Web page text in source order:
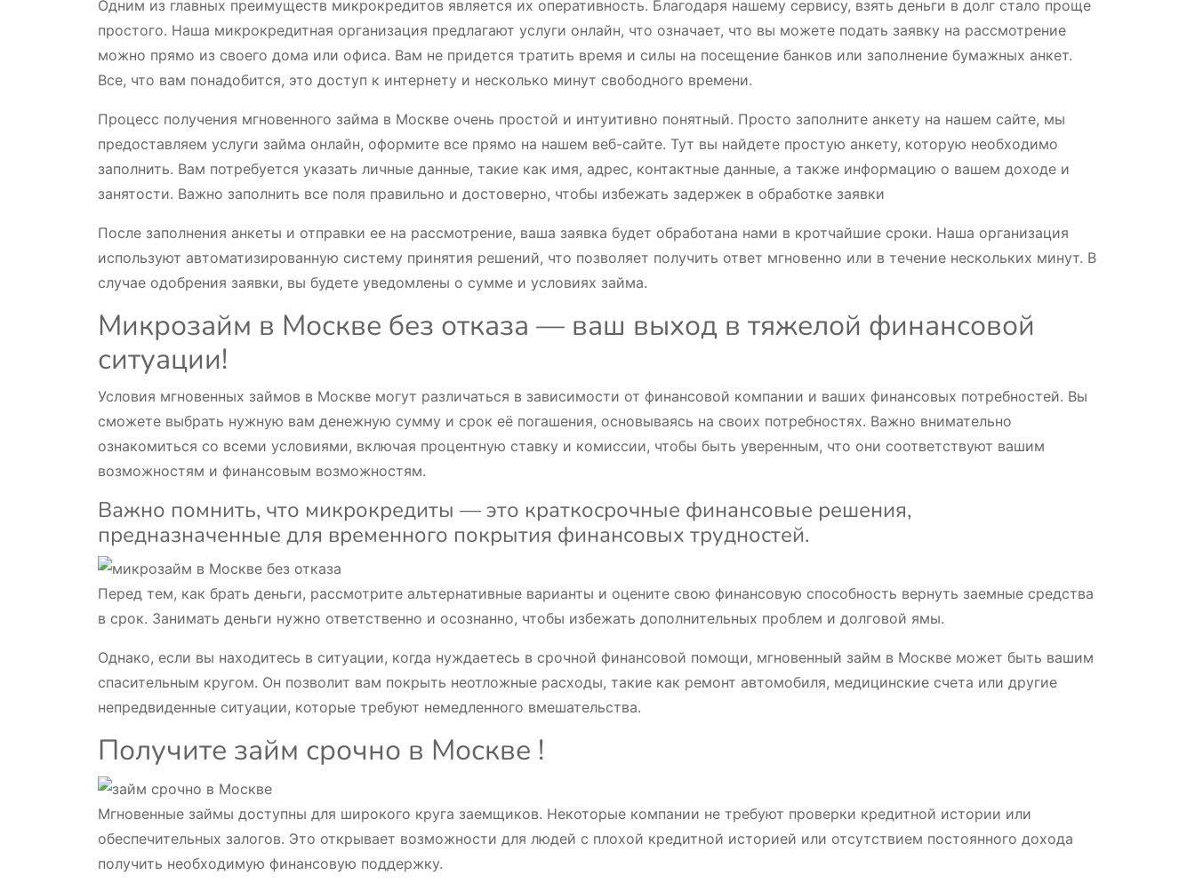
Одним из главных преимуществ микрокредитов является их оперативность. Благодаря нашему сервису, взять деньги в долг стало проще
простого. Наша микрокредитная организация предлагают услуги онлайн, что означает, что вы можете подать заявку на рассмотрение
можно прямо из своего дома или офиса. Вам не придется тратить время и силы на посещение банков или заполнение бумажных анкет.
Все, что вам понадобится, это доступ к интернету и несколько минут свободного времени.
Процесс получения мгновенного займа в Москве очень простой и интуитивно понятный. Просто заполните анкету на нашем сайте, мы
предоставляем услуги займа онлайн, оформите все прямо на нашем веб-сайте. Тут вы найдете простую анкету, которую необходимо
заполнить. Вам потребуется указать личные данные, такие как имя, адрес, контактные данные, а также информацию о вашем доходе и
занятости. Важно заполнить все поля правильно и достоверно, чтобы избежать задержек в обработке заявки
После заполнения анкеты и отправки ее на рассмотрение, ваша заявка будет обработана нами в кротчайшие сроки. Наша организация
используют автоматизированную систему принятия решений, что позволяет получить ответ мгновенно или в течение нескольких минут. В
случае одобрения заявки, вы будете уведомлены о сумме и условиях займа.
Микрозайм в Москве без отказа — ваш выход в тяжелой финансовой
ситуации!
Условия мгновенных займов в Москве могут различаться в зависимости от финансовой компании и ваших финансовых потребностей. Вы
сможете выбрать нужную вам денежную сумму и срок её погашения, основываясь на своих потребностях. Важно внимательно
ознакомиться со всеми условиями, включая процентную ставку и комиссии, чтобы быть уверенным, что они соответствуют вашим
возможностям и финансовым возможностям.
Важно помнить, что микрокредиты — это краткосрочные финансовые решения,
предназначенные для временного покрытия финансовых трудностей.
Перед тем, как брать деньги, рассмотрите альтернативные варианты и оцените свою финансовую способность вернуть заемные средства
в срок. Занимать деньги нужно ответственно и осознанно, чтобы избежать дополнительных проблем и долговой ямы.
Однако, если вы находитесь в ситуации, когда нуждаетесь в срочной финансовой помощи, мгновенный займ в Москве может быть вашим
спасительным кругом. Он позволит вам покрыть неотложные расходы, такие как ремонт автомобиля, медицинские счета или другие
непредвиденные ситуации, которые требуют немедленного вмешательства.
Получите займ срочно в Москве !
Мгновенные займы доступны для широкого круга заемщиков. Некоторые компании не требуют проверки кредитной истории или
обеспечительных залогов. Это открывает возможности для людей с плохой кредитной историей или отсутствием постоянного дохода
получить необходимую финансовую поддержку.